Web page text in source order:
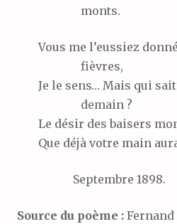
monts.
Vous me l’eussiez
fièvres,
Je le sens… Mais qui
demain ?
Le désir des baisers
Que déjà votre main
Septembre 1898.
Source du poème : Fernand